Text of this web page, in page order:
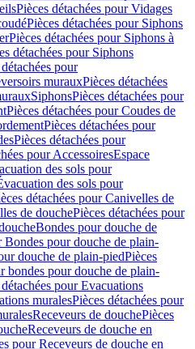
Pièces détachées pour Vidages
Pièces détachées pour Siphons
Pièces détachées pour Siphons à
détachées pour Siphons
pour
murauxPièces détachées
SiphonsPièces détachées pour
Pièces détachées pour Coudes de
Pièces détachées pour
Pièces détachées pour
pour AccessoiresEspace
des sols pour
des sols pour
détachées pour Canivelles de
de douchePièces détachées pour
Bondes pour douche de
Bondes pour douche de plain-
douche de plain-piedPièces
bondes pour douche de plain-
pour Evacuations
muralesPièces détachées pour
Receveurs de douchePièces
Receveurs de douche en
pour Receveurs de douche en